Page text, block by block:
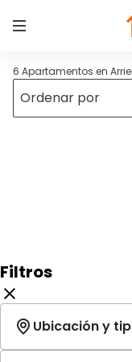
6 Apartamentos en
Filtros